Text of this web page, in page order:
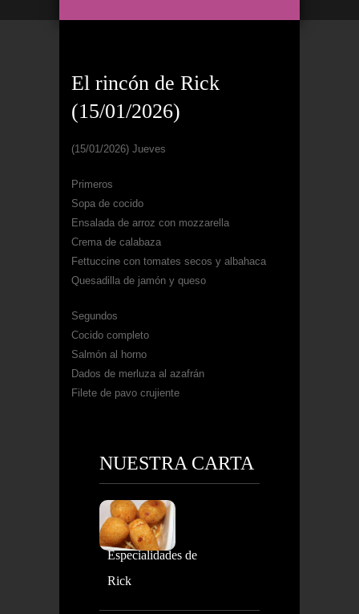
El rincón de Rick
(15/01/2026)
(15/01/2026) Jueves
Primeros
Sopa de cocido
Ensalada de arroz con mozzarella
Crema de calabaza
Fettuccine con tomates secos y albahaca
Quesadilla de jamón y queso
Segundos
Cocido completo
Salmón al horno
Dados de merluza al azafrán
Filete de pavo crujiente
NUESTRA CARTA
Especialidades de
Rick